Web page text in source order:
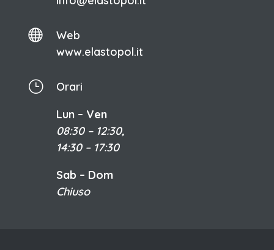

Web
www.elastopol.it
}
Orari
Lun – Ven
08:30 – 12:30,
14:30 – 17:30
Sab – Dom
Chiuso